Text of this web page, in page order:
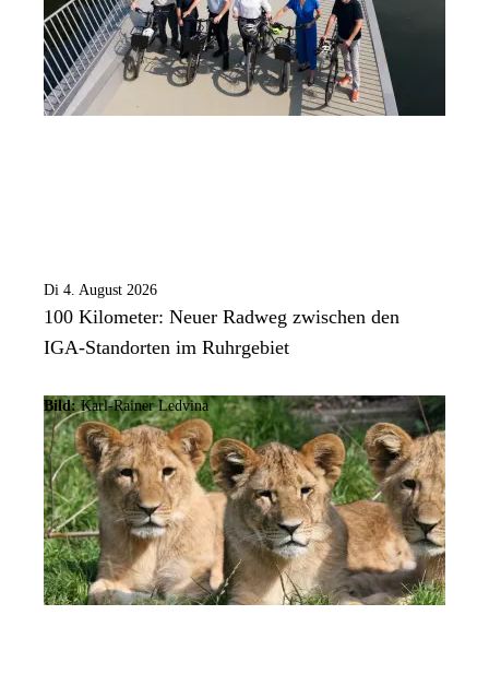
Di 4. August 2026
100 Kilometer: Neuer Radweg zwischen den
IGA-Standorten im Ruhrgebiet
Bild: Karl-Rainer Ledvina